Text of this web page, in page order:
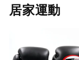
居家運動